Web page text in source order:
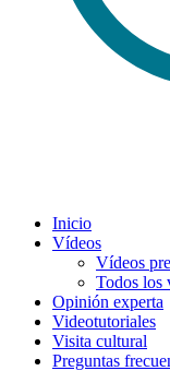
Inicio
Vídeos
Vídeos
Todos los
Opinión experta
Videotutoriales
Visita cultural
Preguntas